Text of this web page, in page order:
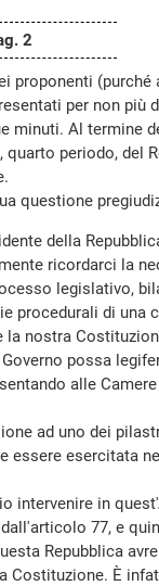
2
proponenti (purché
per non più
minuti. Al termine
quarto periodo, del
questione
della
ricordarci la
legislativo,
procedurali di una
la nostra
possa
alle
ad uno dei
essere esercitata
intervenire in
77, e
Repubblica
Costituzione. È